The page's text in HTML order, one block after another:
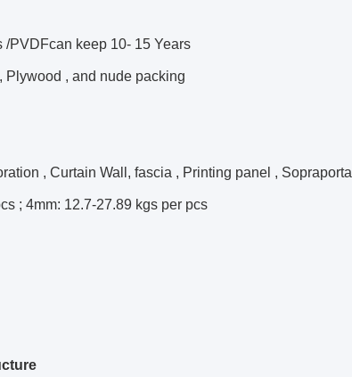
/PVDFcan keep 10- 15 Years
Plywood , and nude packing
, Curtain Wall, fascia , Printing panel , Sopraporta
; 4mm: 12.7-27.89 kgs per pcs